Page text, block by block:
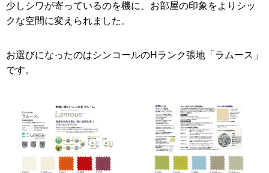
少しシワが寄っているのを機に、お部屋の印象をよりシッ
クな空間に変えられました。
お選びになったのはシンコールのHランク張地「ラムース」
です。